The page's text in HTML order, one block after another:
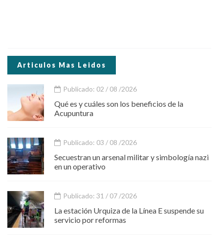
Articulos Mas Leidos
Publicado: 02 / 08 /2026
Qué es y cuáles son los beneficios de la
Acupuntura
Publicado: 03 / 08 /2026
Secuestran un arsenal militar y simbología nazi
en un operativo
Publicado: 31 / 07 /2026
La estación Urquiza de la Línea E suspende su
servicio por reformas